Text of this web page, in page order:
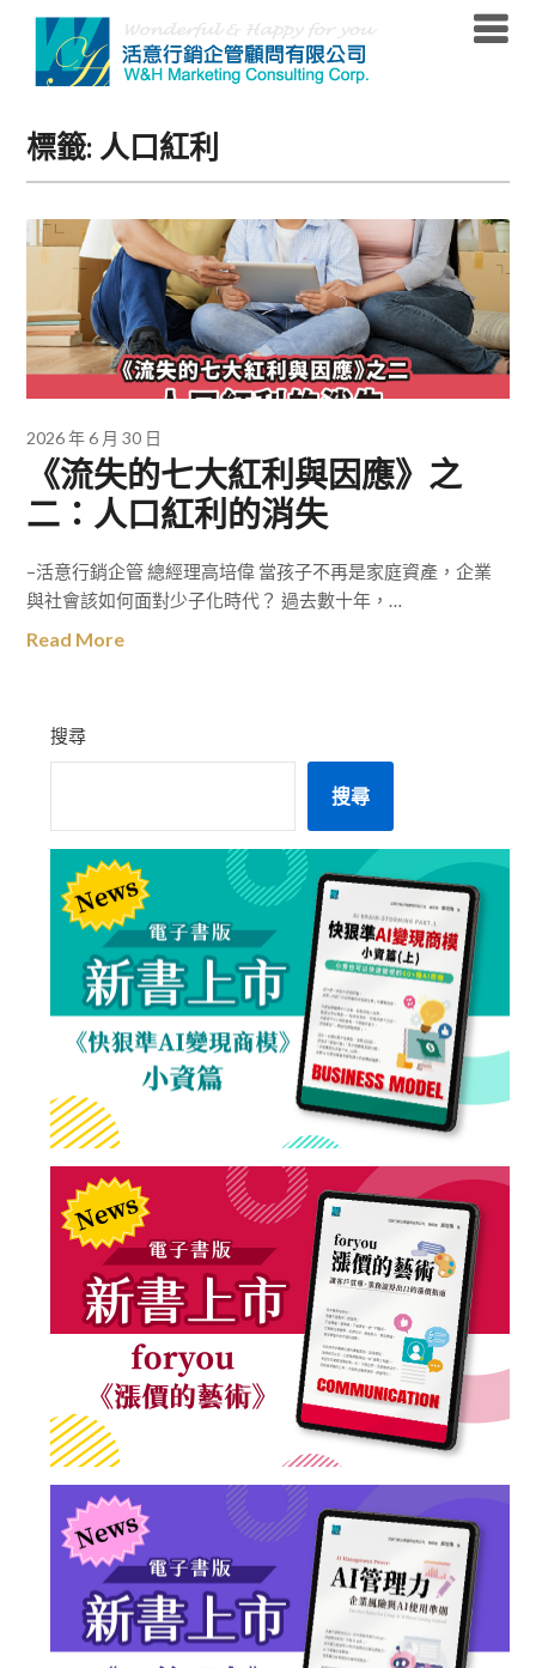
content
標籤: 人口紅利
2026 年 6 月 30 日
《流失的七大紅利與因應》之
二：人口紅利的消失
–活意行銷企管 總經理高培偉 當孩子不再是家庭資產，企業
與社會該如何面對少子化時代？ 過去數十年，…
Read More
搜尋
搜尋